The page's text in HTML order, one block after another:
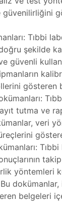
güvenilirliğini
Tıbbi
şekilde
güvenli
gösteren
tutma ve
veri
yöntemleri
belgeleri